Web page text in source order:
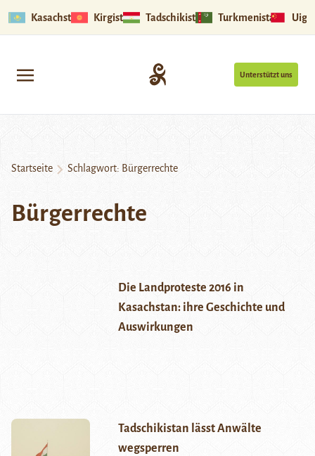
Kasachstan Kirgistan Tadschikistan Turkmenistan
Unterstützt uns
Startseite Schlagwort: Bürgerrechte
Bürgerrechte
Die Landproteste 2016 in
Kasachstan: ihre Geschichte und
Auswirkungen
Tadschikistan lässt Anwälte
wegsperren